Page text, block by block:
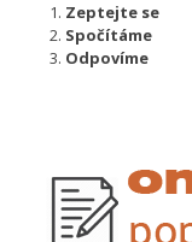
Zeptejte se
Spočítáme
Odpovíme